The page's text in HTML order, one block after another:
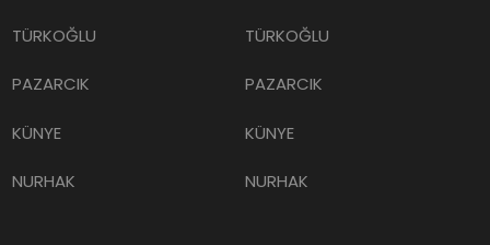
TÜRKOĞLU
PAZARCIK
KÜNYE
NURHAK
TÜRKOĞLU
PAZARCIK
KÜNYE
NURHAK